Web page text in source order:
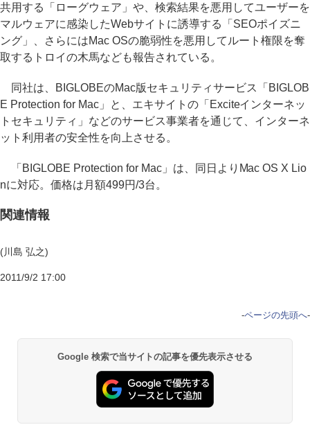
共用する「ローグウェア」や、検索結果を悪用してユーザーを
マルウェアに感染したWebサイトに誘導する「SEOポイズニ
ング」、さらにはMac OSの脆弱性を悪用してルート権限を奪
取するトロイの木馬なども報告されている。
同社は、BIGLOBEのMac版セキュリティサービス「BIGLOB
E Protection for Mac」と、エキサイトの「Exciteインターネッ
トセキュリティ」などのサービス事業者を通じて、インターネ
ット利用者の安全性を向上させる。
「BIGLOBE Protection for Mac」は、同日よりMac OS X Lio
nに対応。価格は月額499円/3台。
関連情報
(川島 弘之)
2011/9/2 17:00
-ページの先頭へ-
Google 検索で当サイトの記事を優先表示させる